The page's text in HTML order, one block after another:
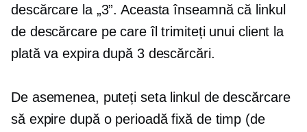
descărcare la „3”. Aceasta înseamnă că linkul
de descărcare pe care îl trimiteți unui client la
plată va expira după 3 descărcări.
De asemenea, puteți seta linkul de descărcare
să expire după o perioadă fixă ​​de timp (de